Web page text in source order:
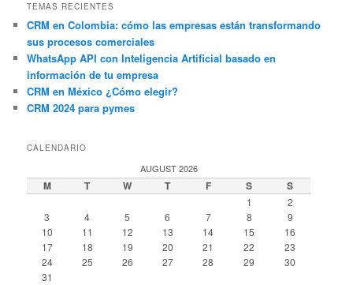
TEMAS RECIENTES
CRM en Colombia: cómo las empresas están transformando
sus procesos comerciales
WhatsApp API con Inteligencia Artificial basado en
información de tu empresa
CRM en México ¿Cómo elegir?
CRM 2024 para pymes
CALENDARIO
AUGUST 2026
M T W T F S S
1
2
3
4 5 6 7 8
9
10
11 12 13 14 15
16
17
18 19 20 21 22
23
24
25 26 27 28 29
30
31